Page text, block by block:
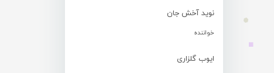
نوید آخش جان
خواننده
ایوب گلزاری